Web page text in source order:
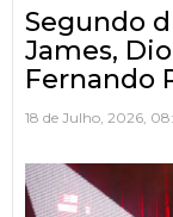
Segundo
James,
Fernando
18 de Julho, 2026,